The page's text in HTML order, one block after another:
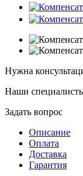
Нужна
Наши
Задать вопрос
Описание
Оплата
Доставка
Гарантия